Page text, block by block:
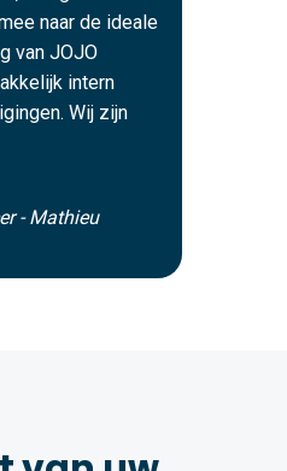
naar de ideale
van JOJO
intern
Wij zijn
- Mathieu